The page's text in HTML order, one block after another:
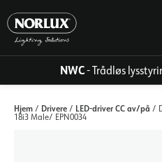
rett
innholdet
NWC- Trådløs
Hjem / Drivere / LED-driver CC av/på /
18i3 Male/ EPN0034